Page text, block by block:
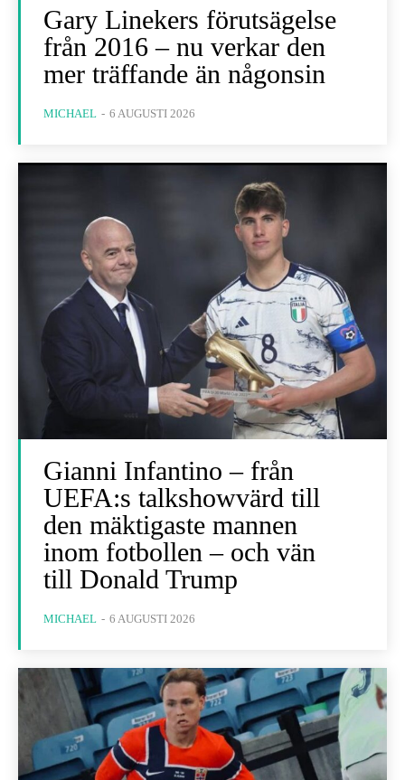
Gary Linekers förutsägelse
från 2016 – nu verkar den
mer träffande än någonsin
MICHAEL - 6 AUGUSTI 2026
Gianni Infantino – från
UEFA:s talkshowvärd till
den mäktigaste mannen
inom fotbollen – och vän
till Donald Trump
MICHAEL - 6 AUGUSTI 2026